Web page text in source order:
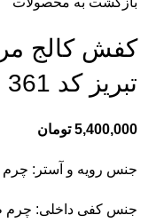
کفش کالج
تبریز کد 361
5,400,000 تومان
جنس رویه و آستر:
جنس کفی داخلی: چرم